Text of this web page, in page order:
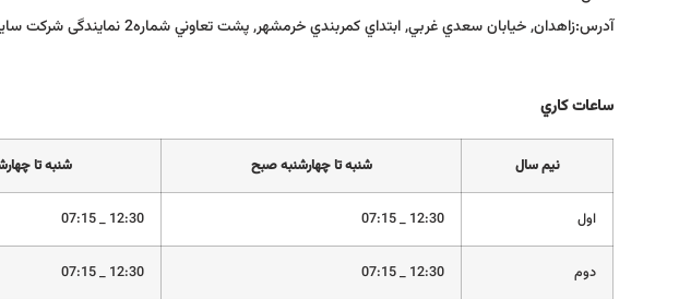
آدرس:زاهدان, خیابان سعدي غربي, ابتداي كمربندي خرمشهر, پشت تعاوني شماره2 نمایندگی شرکت سایپا
ساعات كاري
نيم سال شنبه تا چهارشنبه صبح شنبه تا
اول 12:30 _ 07:15
12:30 _ 07:15
دوم 12:30 _ 07:15
12:30 _ 07:15